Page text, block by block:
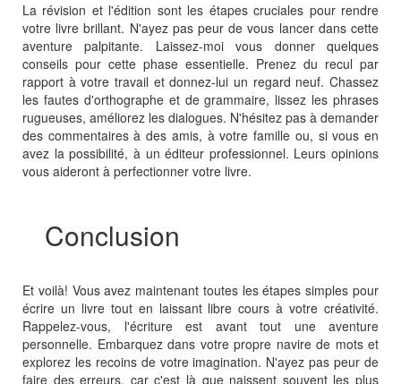
La révision et l'édition sont les étapes cruciales pour rendre
votre livre brillant. N'ayez pas peur de vous lancer dans cette
aventure palpitante. Laissez-moi vous donner quelques
conseils pour cette phase essentielle. Prenez du recul par
rapport à votre travail et donnez-lui un regard neuf. Chassez
les fautes d'orthographe et de grammaire, lissez les phrases
rugueuses, améliorez les dialogues. N'hésitez pas à demander
des commentaires à des amis, à votre famille ou, si vous en
avez la possibilité, à un éditeur professionnel. Leurs opinions
vous aideront à perfectionner votre livre.
Conclusion
Et voilà! Vous avez maintenant toutes les étapes simples pour
écrire un livre tout en laissant libre cours à votre créativité.
Rappelez-vous, l'écriture est avant tout une aventure
personnelle. Embarquez dans votre propre navire de mots et
explorez les recoins de votre imagination. N'ayez pas peur de
faire des erreurs, car c'est là que naissent souvent les plus